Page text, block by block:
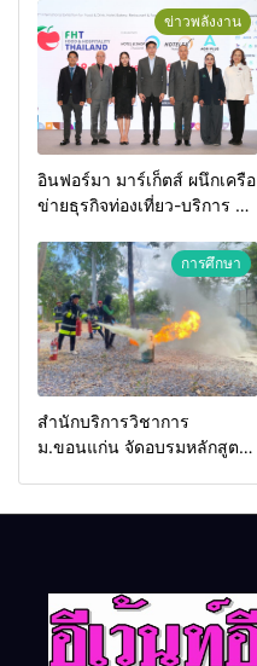
ข่าวพลังงาน
อินฟอร์มา มาร์เก็ตส์ ผนึกเครือ
ข่ายธุรกิจท่องเที่ยว-บริการ จัด
2026 เชื่อม 4 งานใหญ่ สร้าง
โอกาสธุรกิจครบวงจร ด้วย
ครับ
การศึกษา
สำนักบริการวิชาการ
ม.ขอนแก่น จัดอบรมหลักสูตร